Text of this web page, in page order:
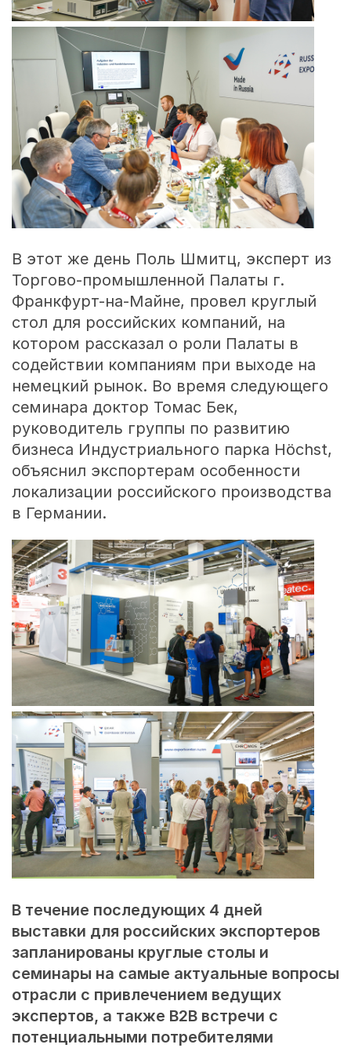
В этот же день Поль Шмитц, эксперт из
Торгово-промышленной Палаты г.
Франкфурт-на-Майне, провел круглый
стол для российских компаний, на
котором рассказал о роли Палаты в
содействии компаниям при выходе на
немецкий рынок. Во время следующего
семинара доктор Томас Бек,
руководитель группы по развитию
бизнеса Индустриального парка Höchst,
объяснил экспортерам особенности
локализации российского производства
в Германии.
В течение последующих 4 дней
выставки для российских экспортеров
запланированы круглые столы и
семинары на самые актуальные вопросы
отрасли с привлечением ведущих
экспертов, а также В2В встречи с
потенциальными потребителями